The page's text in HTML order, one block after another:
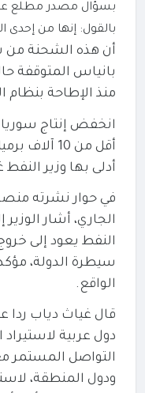
بسؤال مصدر مطلع
بالقول: إنها من إحدى
أن هذه الشحنة من
بانياس المتوقفة
منذ الإطاحة بنظام
انخفض إنتاج سوريا
أقل من 10
أدلى بها وزير
الجاري، أشار
النفط يعود إلى
سيطرة الدولة،
الواقع.
قال غياث دياب
دول عربية لاستيراد
التواصل المستمر
ودول المنطقة،